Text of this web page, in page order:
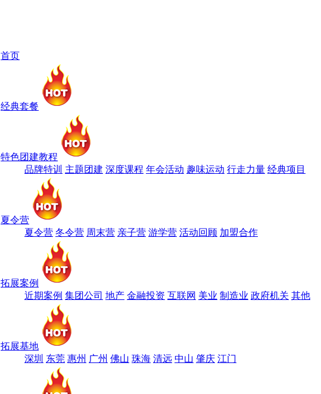
首页
经典套餐
特色团建教程
品牌特训 主题团建 深度课程 年会活动 趣味运动 行走力量 经典项目
夏令营
夏令营 冬令营 周末营 亲子营 游学营 活动回顾 加盟合作
拓展案例
近期案例 集团公司 地产 金融投资 互联网 美业 制造业 政府机关 其他
拓展基地
深圳 东莞 惠州 广州 佛山 珠海 清远 中山 肇庆 江门